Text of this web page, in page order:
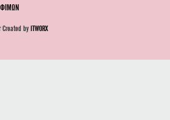
Created byITWORX